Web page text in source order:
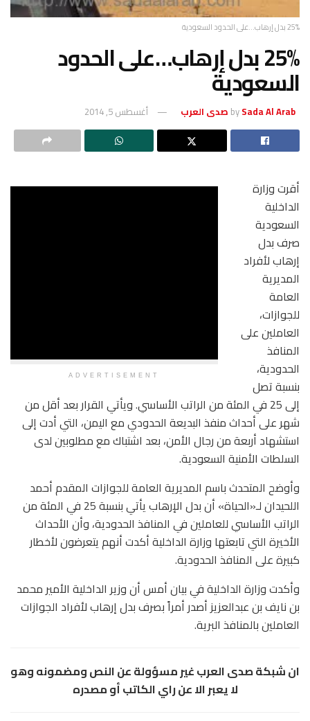
25% بدل إرهاب...على الحدود السعودية
25% بدل إرهاب…على الحدود
السعودية
bySada Al Arab صدى العرب أغسطس 5, 2014
ADVERTISEMENT
أقرت وزارة
الداخلية
السعودية
صرف بدل
إرهاب لأفراد
المديرية
العامة
للجوازات،
العاملين على
المنافذ
الحدودية،
بنسبة تصل
إلى 25 في المئة من الراتب الأساسي. ويأتي القرار بعد أقل من
شهر على أحداث منفذ البديعة الحدودي مع اليمن، التي أدت إلى
استشهاد أربعة من رجال الأمن، بعد اشتباك مع مطلوبين لدى
السلطات الأمنية السعودية.
وأوضح المتحدث باسم المديرية العامة للجوازات المقدم أحمد
اللحيدان لـ«الحياة» أن بدل الإرهاب يأتي بنسبة 25 في المئة من
الراتب الأساسي للعاملين في المنافذ الحدودية، وأن الأحداث
الأخيرة التي تابعتها وزارة الداخلية أكدت أنهم يتعرضون لأخطار
كبيرة على المنافذ الحدودية.
وأكدت وزارة الداخلية في بيان أمس أن وزير الداخلية الأمير محمد
بن نايف بن عبدالعزيز أصدر أمراً بصرف بدل إرهاب لأفراد الجوازات
العاملين بالمنافذ البرية.
ان شبكة صدى العرب غير مسؤولة عن النص ومضمونه وهو
لا يعبر الا عن راي الكاتب أو مصدره